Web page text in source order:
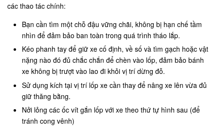
các thao tác chính:
Bạn cần tìm một chỗ đậu vững chãi, không bị hạn chế tầm
nhìn để đảm bảo ban toàn trong quá trình tháo lắp.
Kéo phanh tay để giữ xe cố định, về số và tìm gạch hoặc vật
nặng nào đó đủ chắc chắn để chèn vào lốp, đảm bảo bánh
xe không bị trượt vào lao đi khỏi vị trí dừng đỗ.
Sử dụng kích tại vị trí lốp xe cần thay để nâng xe lên vừa đủ
giữ thăng bằng.
Nởi lỏng các ốc vít gắn lốp với xe theo thứ tự hình sau (để
tránh cong vênh)